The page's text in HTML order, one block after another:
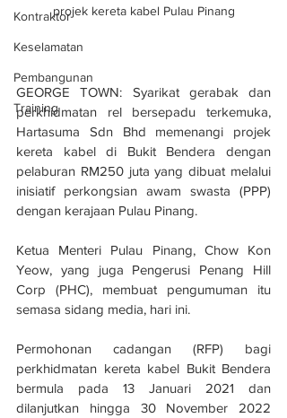
Kontraktor
Keselamatan
Pembangunan
Training
projek kereta kabel Pulau Pinang
GEORGE TOWN: Syarikat gerabak dan
perkhidmatan rel bersepadu terkemuka,
Hartasuma Sdn Bhd memenangi projek
kereta kabel di Bukit Bendera dengan
pelaburan RM250 juta yang dibuat melalui
inisiatif perkongsian awam swasta (PPP)
dengan kerajaan Pulau Pinang.
Ketua Menteri Pulau Pinang, Chow Kon
Yeow, yang juga Pengerusi Penang Hill
Corp (PHC), membuat pengumuman itu
semasa sidang media, hari ini.
Permohonan cadangan (RFP) bagi
perkhidmatan kereta kabel Bukit Bendera
bermula pada 13 Januari 2021 dan
dilanjutkan hingga 30 November 2022